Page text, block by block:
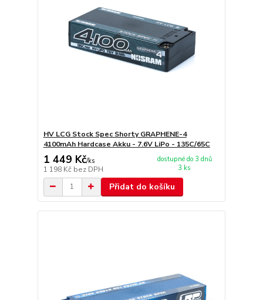
HV LCG Stock Spec Shorty GRAPHENE-4
4100mAh Hardcase Akku - 7.6V LiPo - 135C/65C
1 449 Kč/ks
1 198 Kč bez DPH
dostupné do 3 dnů
3 ks
Přidat do košíku